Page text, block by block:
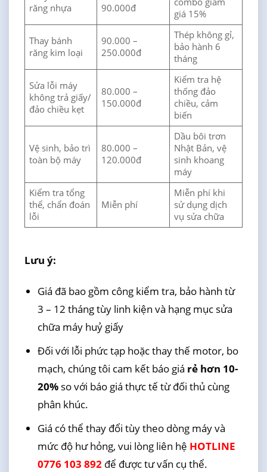
răng nhựa
90.000đ
giá 15%
Thay bánh
răng kim loại
90.000 –
250.000đ
Thép không gỉ,
bảo hành 6
tháng
Sửa lỗi máy
không trả giấy/
đảo chiều kẹt
80.000 –
150.000đ
Kiểm tra hệ
thống đảo
chiều, cảm
biến
Vệ sinh, bảo trì
toàn bộ máy
80.000 –
120.000đ
Dầu bôi trơn
Nhật Bản, vệ
sinh khoang
máy
Kiểm tra tổng
thể, chẩn đoán
lỗi
Miễn phí
Miễn phí khi
sử dụng dịch
vụ sửa chữa
Lưu ý:
Giá đã bao gồm công kiểm tra, bảo hành từ
3 – 12 tháng tùy linh kiện và hạng mục sửa
chữa máy huỷ giấy
Đối với lỗi phức tạp hoặc thay thế motor, bo
mạch, chúng tôi cam kết báo giá rẻ hơn 10-
20%so với báo giá thực tế từ đối thủ cùng
phân khúc.
Giá có thể thay đổi tùy theo dòng máy và
mức độ hư hỏng, vui lòng liên hệ HOTLINE
0776 103 892để được tư vấn cụ thể.